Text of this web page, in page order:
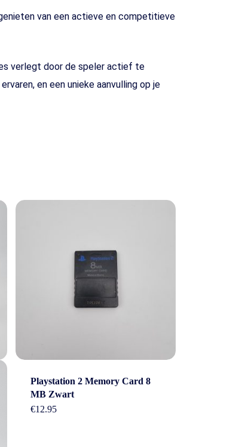
van een actieve en competitieve
verlegt door de speler actief te
en een unieke aanvulling op je
Playstation 2 Memory Card 8
MB Zwart
€12.95